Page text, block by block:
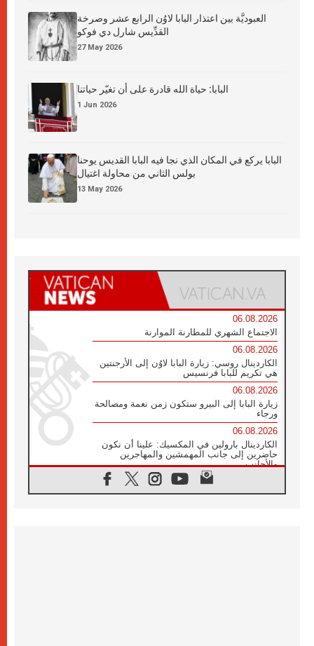
العبوديَّة بين اعتذار البابا لاوُن الرابع عشر وصرخة
القدِّيس شارل دي فوكو
27 May 2026
البابا: حياة الله قادرة على أن تغيّر حياتنا
1 Jun 2026
البابا يركع في المكان الذي نجا فيه البابا القديس يوحنا
بولس الثاني من محاولة اغتيال
13 May 2026
06.08.2026
الاجتماع الشهري للمطارنة الموارنة
06.08.2026
الكاردينال روسي: زيارة البابا لاوُن إلى الأرجنتين
هي تكريم للبابا فرنسيس
06.08.2026
زيارة البابا إلى البيرو ستكون زمن نعمة ومصالحة
ورجاء
06.08.2026
الكاردينال بارولين في المكسيك: علينا أن نكون
حاضرين إلى جانب المهمشين والمهاجرين
والأجانب
البابا لاوُن الرابع عشر للشباب في أسيزي: